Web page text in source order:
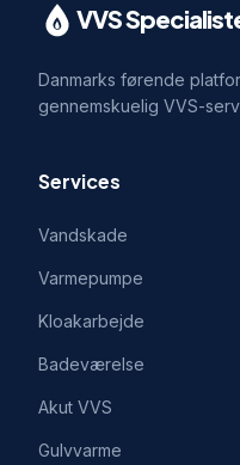
VVS
Danmarks førende
gennemskuelig VVS-
Services
Vandskade
Varmepumpe
Kloakarbejde
Badeværelse
Akut VVS
Gulvvarme